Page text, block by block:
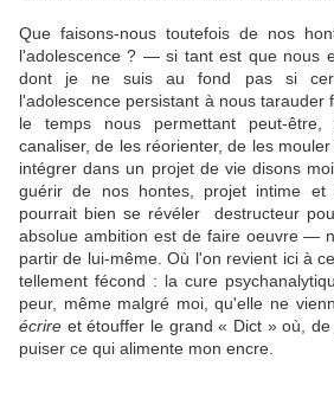
Que faisons-nous toutefois de nos
l'adolescence ? — si tant est que nous
dont je ne suis au fond pas si
l'adolescence persistant à nous tarauder
le temps nous permettant peut-
canaliser, de les réorienter, de les
intégrer dans un projet de vie disons
guérir de nos hontes, projet intime et
pourrait bien se révéler destructeur
absolue ambition est de faire oeuvre —
partir de lui-même. Où l'on revient ici à
tellement fécond : la cure
peur, même malgré moi, qu'elle ne
écrire et étouffer le grand « Dict » où,
puiser ce qui alimente mon encre.